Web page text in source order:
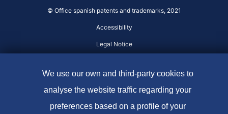
© Office spanish patents and trademarks, 2021
Accessibility
Legal Notice
Data protection
We use our own and third-party cookies to
analyse the website traffic regarding your
preferences based on a profile of your